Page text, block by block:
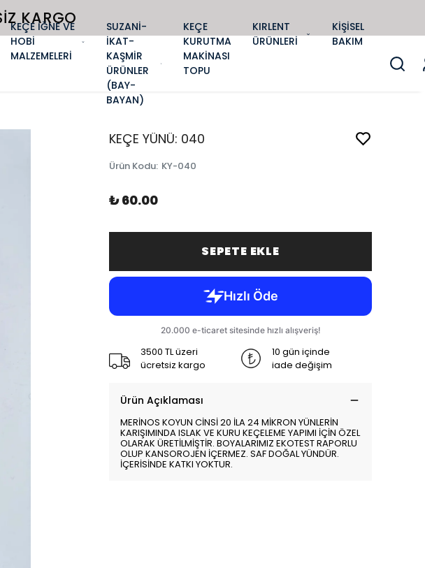
KARGO
KEÇE İĞNE VE
HOBİ
MALZEMELERİ
SUZANİ-
İKAT-
KAŞMİR
ÜRÜNLER
(BAY-
BAYAN)
KEÇE
KURUTMA
MAKİNASI
TOPU
KIRLENT
ÜRÜNLERİ
KİŞİSEL
BAKIM
KEÇE YÜNÜ: 040
Ürün Kodu: KY-040
₺ 60.00
SEPETE EKLE
3500 TL üzeri
ücretsiz kargo
10 gün içinde
iade değişim
Ürün Açıklaması
MERİNOS KOYUN CİNSİ 20 İLA 24 MİKRON YÜNLERİN
KARIŞIMINDA ISLAK VE KURU KEÇELEME YAPIMI İÇİN ÖZEL
OLARAK ÜRETİLMİŞTİR. BOYALARIMIZ EKOTEST RAPORLU
OLUP KANSOROJEN İÇERMEZ. SAF DOĞAL YÜNDÜR.
İÇERİSİNDE KATKI YOKTUR.